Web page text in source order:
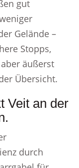
gut
Gelände –
Stopps,
äußerst
Übersicht.
Veit an der
durch